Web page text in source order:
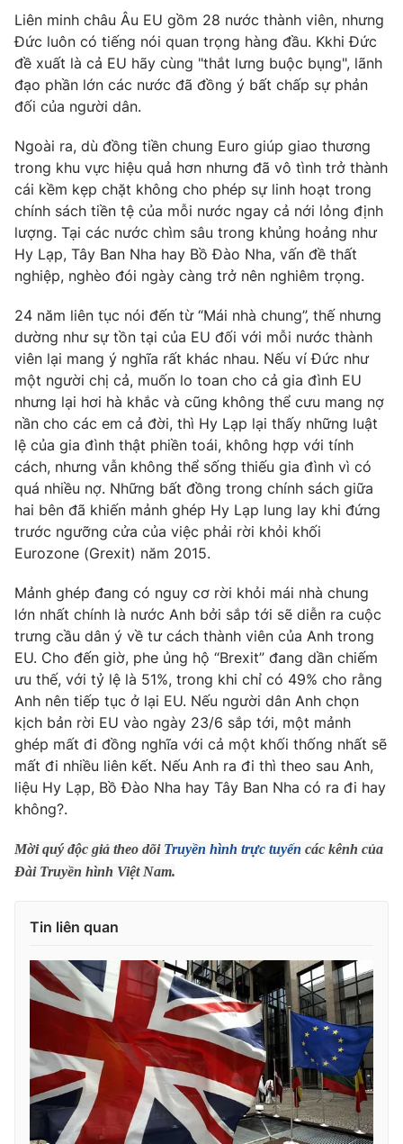
Nhân vật
Khán giả
Giải sao mai
Âm nhạc
Sao
Du lịch
Làm đẹp
Chất lượng cuộc sống
Giáo dục
Tuyển sinh
Công nghệ
Hitech Công nghệ tương lai
Sản phẩm
Thị trường
Tư vấn
Giao lưu trực tuyến
Lịch phát sóng
Chuyên mục khác
Emagazine Podcast
Photo Infographic
Video Shorts video
VTV Money VTV Thể thao
VTV Sức khoẻ Bất động sản
VTV4 Vươn mình bằng AI
VTV9 VTV8
Liên hệ tòa soạn English
Cơ quan chủ quản:Đài Truyền hình Việt Nam
Cơ quan báo chí:Thời báo VTV
Giấy phép hoạt động báo in và báo điện tử số 483/GP-BTTTT
cấp ngày 29/12/2023
Tổng Biên tập:Vũ Thanh Thủy
Phó Tổng Biên tập:Nguyễn Thị Mỹ Hạnh, Phạm Quốc Thắng,
Nguyễn Trọng Ninh
Tổng đài VTV: 024.38 355 931 - 024.38 355 932
Liên minh châu Âu EU gồm 28 nước thành viên, nhưng
Đức luôn có tiếng nói quan trọng hàng đầu. Kkhi Đức
đề xuất là cả EU hãy cùng "thắt lưng buộc bụng", lãnh
đạo phần lớn các nước đã đồng ý bất chấp sự phản
đối của người dân.
Ngoài ra, dù đồng tiền chung Euro giúp giao thương
trong khu vực hiệu quả hơn nhưng đã vô tình trở thành
cái kềm kẹp chặt không cho phép sự linh hoạt trong
chính sách tiền tệ của mỗi nước ngay cả nới lỏng định
lượng. Tại các nước chìm sâu trong khủng hoảng như
Hy Lạp, Tây Ban Nha hay Bồ Đào Nha, vấn đề thất
nghiệp, nghèo đói ngày càng trở nên nghiêm trọng.
24 năm liên tục nói đến từ “Mái nhà chung”, thế nhưng
dường như sự tồn tại của EU đối với mỗi nước thành
viên lại mang ý nghĩa rất khác nhau. Nếu ví Đức như
một người chị cả, muốn lo toan cho cả gia đình EU
nhưng lại hơi hà khắc và cũng không thể cưu mang nợ
nần cho các em cả đời, thì Hy Lạp lại thấy những luật
lệ của gia đình thật phiền toái, không hợp với tính
cách, nhưng vẫn không thể sống thiếu gia đình vì có
quá nhiều nợ. Những bất đồng trong chính sách giữa
hai bên đã khiến mảnh ghép Hy Lạp lung lay khi đứng
trước ngưỡng cửa của việc phải rời khỏi khối
Eurozone (Grexit) năm 2015.
Mảnh ghép đang có nguy cơ rời khỏi mái nhà chung
lớn nhất chính là nước Anh bởi sắp tới sẽ diễn ra cuộc
trưng cầu dân ý về tư cách thành viên của Anh trong
EU. Cho đến giờ, phe ủng hộ “Brexit” đang dần chiếm
ưu thế, với tỷ lệ là 51%, trong khi chỉ có 49% cho rằng
Anh nên tiếp tục ở lại EU. Nếu người dân Anh chọn
kịch bản rời EU vào ngày 23/6 sắp tới, một mảnh
ghép mất đi đồng nghĩa với cả một khối thống nhất sẽ
mất đi nhiều liên kết. Nếu Anh ra đi thì theo sau Anh,
liệu Hy Lạp, Bồ Đào Nha hay Tây Ban Nha có ra đi hay
không?.
Mời quý độc giả theo dõi Truyền hình trực tuyến các kênh của
Đài Truyền hình Việt Nam.
Tin liên quan